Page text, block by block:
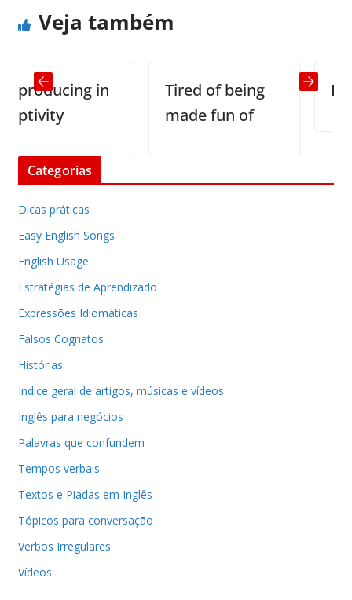
Veja também
in
Tired of being
made fun of
Categorias
Dicas práticas
Easy English Songs
English Usage
Estratégias de Aprendizado
Expressões Idiomáticas
Falsos Cognatos
Histórias
Indice geral de artigos, músicas e vídeos
Inglês para negócios
Palavras que confundem
Tempos verbais
Textos e Piadas em Inglês
Tópicos para conversação
Verbos Irregulares
Vídeos